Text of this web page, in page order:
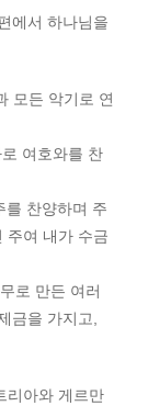
에서 하나님을
모든 악기로 연
여호와를 찬
를 찬양하며 주
주여 내가 수금
로 만든 여러
금을 가지고,
리아와 게르만